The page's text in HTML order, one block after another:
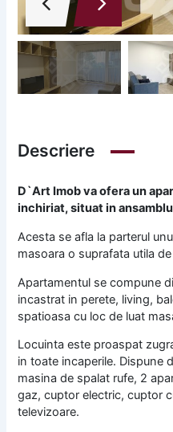
Descriere
D`Art Imob va ofera un
inchiriat, situat in
Acesta se afla la parterul
masoara o suprafata utila
Apartamentul se compune
incastrat in perete, living,
spatioasa cu loc de luat
Locuinta este proaspat
in toate incaperile. Dispune
masina de spalat rufe, 2
gaz, cuptor electric, cuptor
televizoare.